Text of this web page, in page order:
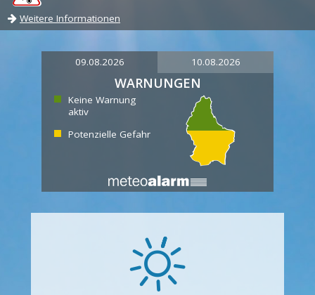
Weitere Informationen
09.08.2026 10.08.2026
WARNUNGEN
Keine Warnung
aktiv
Potenzielle Gefahr